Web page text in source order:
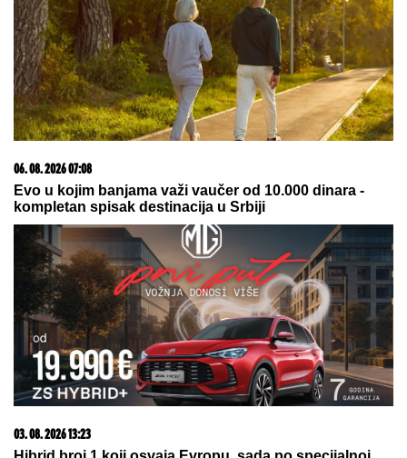
ŽENE JOJ SE VEKOVIMA MOLE ZA
POTOMSTVO: Dan Bogorodičine
majke, evo šta kažu narodna
verovanja i običaji
HIT SNIMAK OBIŠAO SVET!Vlasnik zlatare ostao U
ŠOKU: Kamere snimile lopova kog niko nije
očekivao (VIDEO)
KRADLjIVCI VREBAJU NA
PUMPAMA U BEOGRADU: Apel
oprezu!